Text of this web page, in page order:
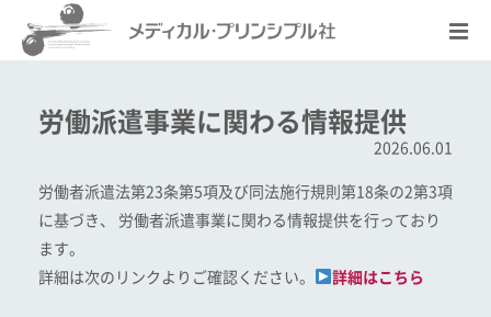
労働派遣事業に関わる情報提供
2026.06.01
労働者派遣法第23条第5項及び同法施行規則第18条の2第3項
に基づき、 労働者派遣事業に関わる情報提供を行っており
ます。
詳細は次のリンクよりご確認ください。
詳細はこちら